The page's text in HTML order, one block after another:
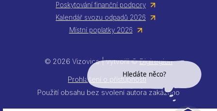
Poskytování finanční podpory
Kalendář svozu odpadů 2026
Místní poplatky 2026
© 2026 Vizovice | vytvořil ©Digiregion
Prohlášení o přístupnosti
Použití obsahu bez svolení autora zakázáno